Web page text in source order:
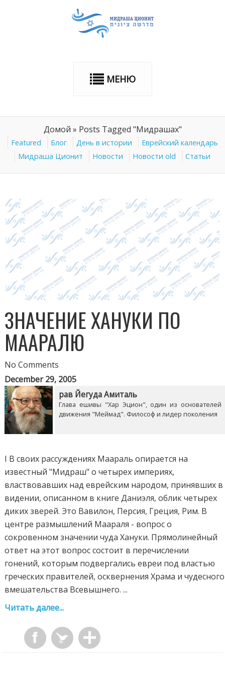
МЕНЮ
Домой » Posts Tagged "Мидрашах"
Featured Блог День в истории
Еврейский календарь
Мидраша Ционит
Новости Новости old Статьи
ЗНАЧЕНИЕ ХАНУКИ ПО
МААРАЛЮ
No Comments
December 29, 2005
рав Йегуда Амиталь
Глава ешивы "Хар Эцион", один из основателей
движения "Меймад". Философ и лидер поколения
I В своих рассуждениях Маараль опирается на
известный "Мидраш" о четырех империях,
властвовавших над еврейским народом, принявших в
видении, описанном в книге Даниэля, облик четырех
диких зверей. Это Вавилон, Персия, Греция, Рим. В
центре размышлений Маараля - вопрос о
сокровенном значении чуда Хануки. Прямолинейный
ответ на этот вопрос состоит в перечислении
гонений, которым подвергались евреи под властью
греческих правителей, осквернения Храма и чудесного
вмешательства Всевышнего. ...
Читать далее...